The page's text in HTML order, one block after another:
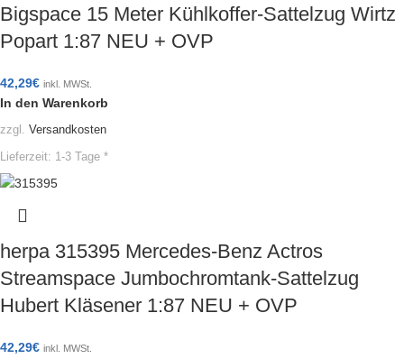
Bigspace 15 Meter Kühlkoffer-Sattelzug Wirtz
Popart 1:87 NEU + OVP
42,29€ inkl. MWSt.
In den Warenkorb
zzgl. Versandkosten
Lieferzeit: 1-3 Tage *
herpa 315395 Mercedes-Benz Actros
Streamspace Jumbochromtank-Sattelzug
Hubert Kläsener 1:87 NEU + OVP
42,29€ inkl. MWSt.